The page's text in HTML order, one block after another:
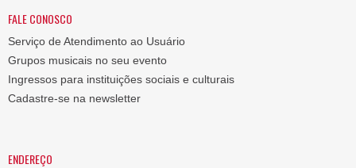
FALE CONOSCO
Serviço de Atendimento ao Usuário
Grupos musicais no seu evento
Ingressos para instituições sociais e culturais
Cadastre-se na newsletter
ENDEREÇO